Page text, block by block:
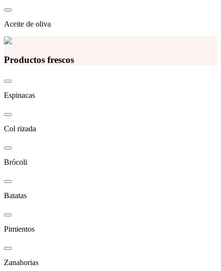
Aceite de oliva
Productos frescos
Espinacas
Col rizada
Brócoli
Batatas
Pimientos
Zanahorias